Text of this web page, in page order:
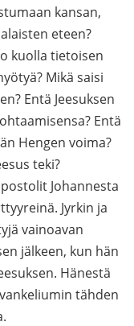
kansan,
eteen?
kuolla tietoisen
Mikä saisi
Entä Jeesuksen
Entä
Hengen voima?
teki?
Johannesta
Jyrkin ja
vainoavan
jälkeen, kun hän
Hänestä
tähden